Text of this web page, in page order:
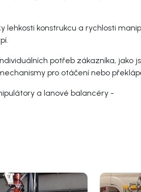
lehkosti konstrukcu a rychlosti
potřeb zákazníka, jako
pro otáčení nebo
a lanové balancéry -